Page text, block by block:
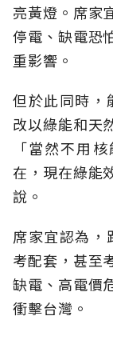
亮黃燈。席家
停電、缺電恐
重影響。
但於此同時，
改以綠能和天
「當然不用
在，現在綠能
說。
席家宜認為，
考配套，甚至
缺電、高電價
衝擊台灣。